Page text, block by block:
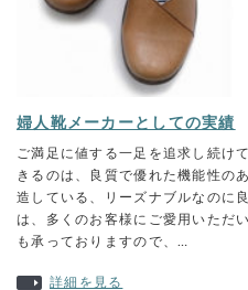
婦人靴メーカーとしての実績
ご満足に値する一足を追求し続け
きるのは、良質で優れた機能性の
造している、リーズナブルなのに
は、多くのお客様にご愛用いただ
も承っておりますので、…
詳細を見る